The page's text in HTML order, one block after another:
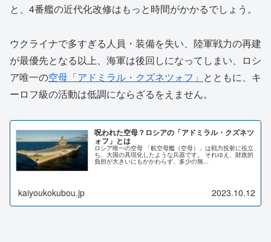
と、4番艦の近代化改修はもっと時間がかかるでしょう。
ウクライナで多すぎる人員・装備を失い、陸軍戦力の再建
が最優先となる以上、海軍は後回しになってしまい、ロシ
ア唯一の空母「アドミラル・クズネツォフ」 とともに、キ
ーロフ級の活動は低調にならざるをえません。
呪われた空母？ロシアの「アドミラル・クズネツ
ォフ」とは
ロシア唯一の空母 「航空母艦（空母）」は戦力投射に役立
ち、大国の具現化したような兵器です。 それゆえ、財政的
負担が大きいにもかかわらず、多少の無...
kaiyoukokubou.jp 2023.10.12